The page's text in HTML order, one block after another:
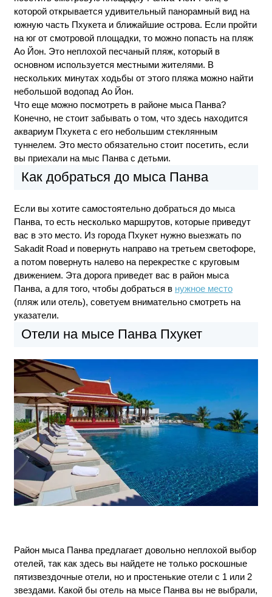
которой открывается удивительный панорамный вид на
южную часть Пхукета и ближайшие острова. Если пройти
на юг от смотровой площадки, то можно попасть на пляж
Ао Йон. Это неплохой песчаный пляж, который в
основном используется местными жителями. В
нескольких минутах ходьбы от этого пляжа можно найти
небольшой водопад Ао Йон.
Что еще можно посмотреть в районе мыса Панва?
Конечно, не стоит забывать о том, что здесь находится
аквариум Пхукета с его небольшим стеклянным
туннелем. Это место обязательно стоит посетить, если
вы приехали на мыс Панва с детьми.
Как добраться до мыса Панва
Если вы хотите самостоятельно добраться до мыса
Панва, то есть несколько маршрутов, которые приведут
вас в это место. Из города Пхукет нужно выезжать по
Sakadit Road и повернуть направо на третьем светофоре,
а потом повернуть налево на перекрестке с круговым
движением. Эта дорога приведет вас в район мыса
Панва, а для того, чтобы добраться в нужное место
(пляж или отель), советуем внимательно смотреть на
указатели.
Отели на мысе Панва Пхукет
Район мыса Панва предлагает довольно неплохой выбор
отелей, так как здесь вы найдете не только роскошные
пятизвездочные отели, но и простенькие отели с 1 или 2
звездами. Какой бы отель на мысе Панва вы не выбрали,